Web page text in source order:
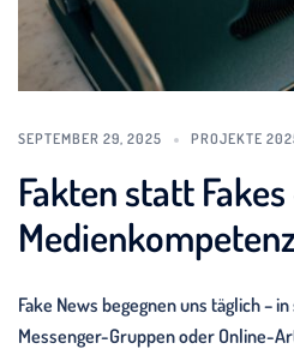
SEPTEMBER 29, 2025 PROJEKTE
Fakten statt Fakes
Fake News begegnen uns täglich –
Messenger-Gruppen oder Online-